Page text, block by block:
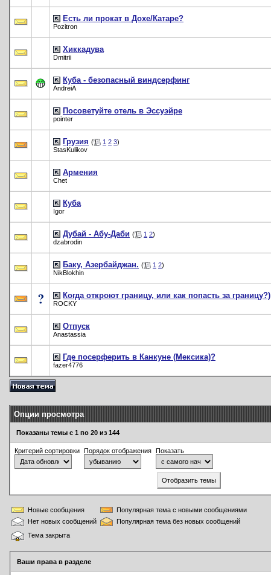
Есть ли прокат в Дохе/Катаре?
Pozitron
Хиккадува
Dmitrii
Куба - безопасный виндсерфинг
AndreiA
Посоветуйте отель в Эссуэйре
pointer
Грузия ( 1 2 3)
StasKulikov
Армения
Chet
Куба
Igor
Дубай - Абу-Даби ( 1 2)
dzabrodin
Баку, Азербайджан. ( 1 2)
NikBlokhin
Когда откроют границу, или как попасть за границу?)
ROCKY
Отпуск
Anastassia
Где посерферить в Канкуне (Мексика)?
fazer4776
Опции просмотра
Показаны темы с 1 по 20 из 144
Критерий сортировки Порядок отображения Показать
Новые сообщения
Популярная тема с новыми сообщениями
Нет новых сообщений
Популярная тема без новых сообщений
Тема закрыта
Ваши права в разделе